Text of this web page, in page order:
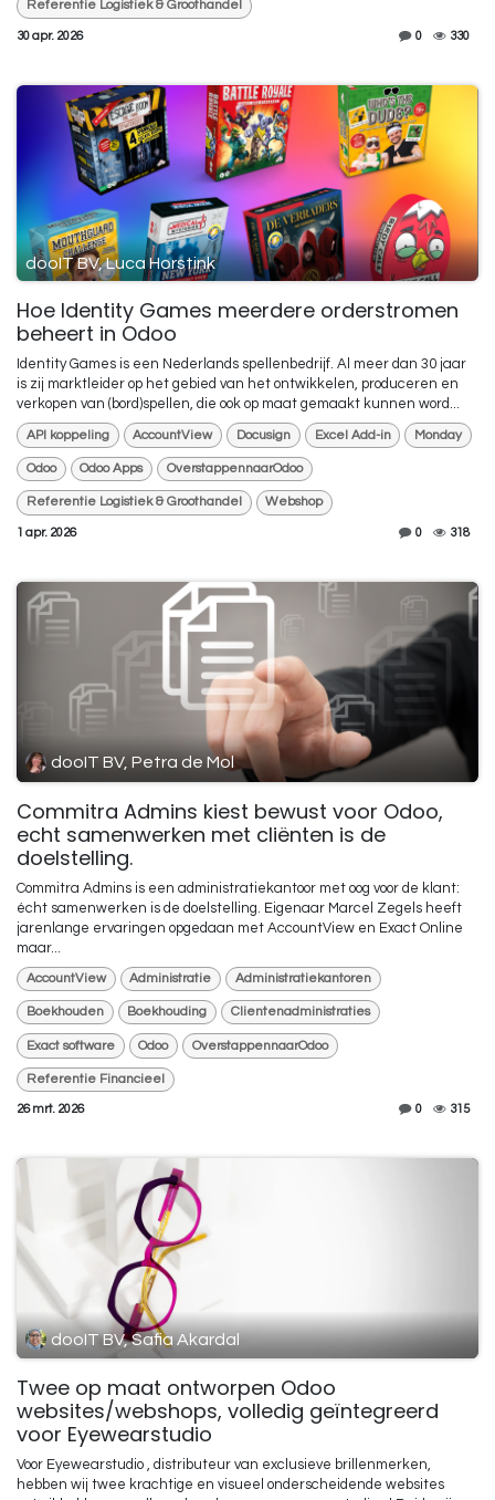
Referentie Logistiek & Groothandel
30 apr. 2026 0 330
dooIT BV, Luca Horstink
Hoe Identity Games meerdere orderstromen
beheert in Odoo
Identity Games is een Nederlands spellenbedrijf. Al meer dan 30 jaar
is zij marktleider op het gebied van het ontwikkelen, produceren en
verkopen van (bord)spellen, die ook op maat gemaakt kunnen word...
API koppeling AccountView Docusign Excel Add-in Monday
Odoo Odoo Apps OverstappennaarOdoo
Referentie Logistiek & Groothandel Webshop
1 apr. 2026 0 318
dooIT BV, Petra de Mol
Commitra Admins kiest bewust voor Odoo,
echt samenwerken met cliënten is de
doelstelling.
Commitra Admins is een administratiekantoor met oog voor de klant:
écht samenwerken is de doelstelling. Eigenaar Marcel Zegels heeft
jarenlange ervaringen opgedaan met AccountView en Exact Online
maar...
AccountView Administratie Administratiekantoren
Boekhouden Boekhouding Clientenadministraties
Exact software Odoo OverstappennaarOdoo
Referentie Financieel
26 mrt. 2026 0 315
dooIT BV, Safia Akardal
Twee op maat ontworpen Odoo
websites/webshops, volledig geïntegreerd
voor Eyewearstudio
Voor Eyewearstudio , distributeur van exclusieve brillenmerken,
hebben wij twee krachtige en visueel onderscheidende websites